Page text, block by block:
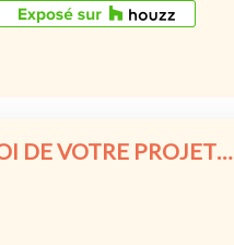
DE VOTRE PROJET…